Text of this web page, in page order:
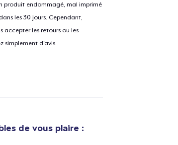
produit endommagé, mal imprimé
les 30 jours. Cependant,
accepter les retours ou les
simplement d'avis.
de vous plaire :